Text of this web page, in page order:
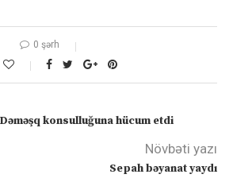
0 şərh
konsulluğuna hücum etdi
Növbəti yazı
Sepah bəyanat yaydı